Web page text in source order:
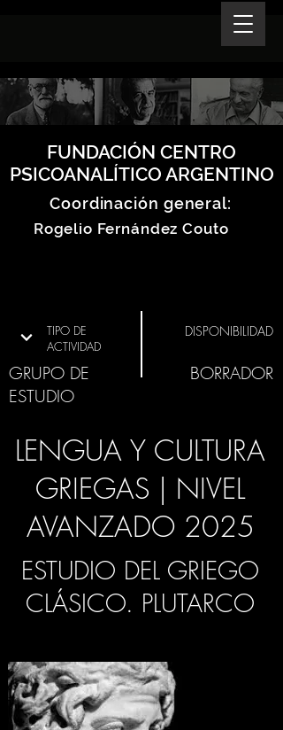
FUNDACIÓN CENTRO
PSICOANALÍTICO ARGENTINO
Coordinación general:
Rogelio Fernández Couto
TIPO DE
ACTIVIDAD
GRUPO DE
ESTUDIO
DISPONIBILIDAD
BORRADOR
LENGUA Y CULTURA
GRIEGAS | NIVEL
AVANZADO 2025
ESTUDIO DEL GRIEGO
CLÁSICO. PLUTARCO